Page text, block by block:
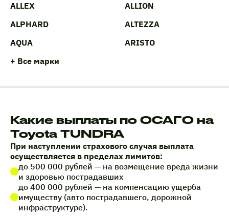
ALLEX
ALLION
ALPHARD
ALTEZZA
AQUA
ARISTO
+ Все марки
Какие выплаты по ОСАГО на
Toyota TUNDRA
При наступлении страхового случая выплата
осуществляется в пределах лимитов:
до 500 000 рублей — на возмещение вреда жизни
и здоровью пострадавших
до 400 000 рублей — на компенсацию ущерба
имуществу (авто пострадавшего, дорожной
инфраструктуре).